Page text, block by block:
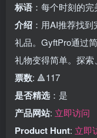
标语 ：每个时刻的
介绍 ：用AI推荐找
礼品。GyftPro通过
礼物变得简单。探索
票数: 🔺117
是否精选 ：是
产品网站: 立即访问
Product Hunt: 立即